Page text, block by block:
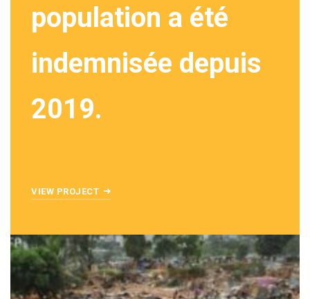
population a été
indemnisée depuis
2019.
VIEW PROJECT